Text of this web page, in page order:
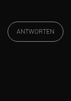
ANTWORTEN